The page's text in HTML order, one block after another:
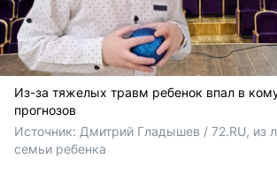
Из-за тяжелых травм ребенок впал в
прогнозов
Источник: Дмитрий Гладышев / 72.RU, из
семьи ребенка